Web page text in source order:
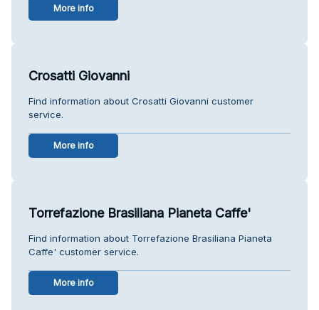
More info
Crosatti Giovanni
Find information about Crosatti Giovanni customer
service.
More info
Torrefazione Brasiliana Pianeta Caffe'
Find information about Torrefazione Brasiliana Pianeta
Caffe' customer service.
More info